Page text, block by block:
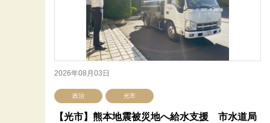
2026年08月03日
政治 光市
【光市】熊本地震被災地へ給水支援 市水道局